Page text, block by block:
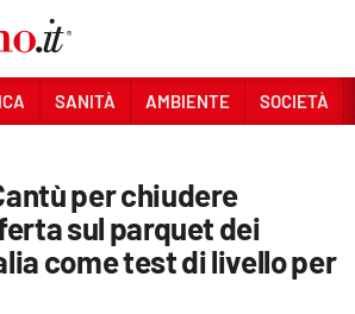
SANITÀ AMBIENTE SOCIETÀ
per chiudere
sul parquet dei
come test di livello per